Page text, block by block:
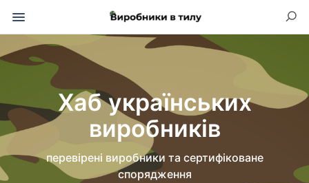
Хаб українських
виробників
перевірені виробники та сертифіковане
спорядження